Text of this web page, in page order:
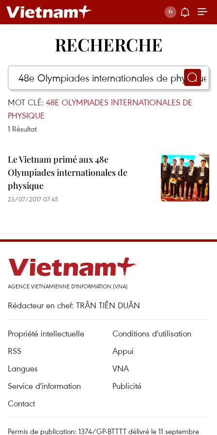
RECHERCHE
MOT CLÉ: 48E OLYMPIADES INTERNATIONALES DE
PHYSIQUE
1 Résultat
Le Vietnam primé aux 48e
Olympiades internationales de
physique
23/07/2017 07:45
AGENCE VIETNAMIENNE D'INFORMATION (VNA)
Rédacteur en chef: TRÂN TIÊN DUÂN
Propriété intellectuelle
Conditions d'utilisation
RSS
Appui
Langues
VNA
Service d'information
Publicité
Contact
Permis de publication: 1374/GP-BTTTT délivré le 11 septembre